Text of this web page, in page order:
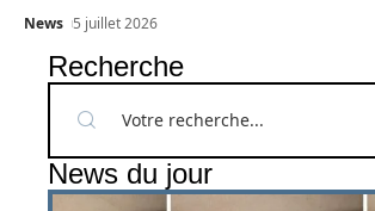
News 5 juillet 2026
Recherche
News du jour